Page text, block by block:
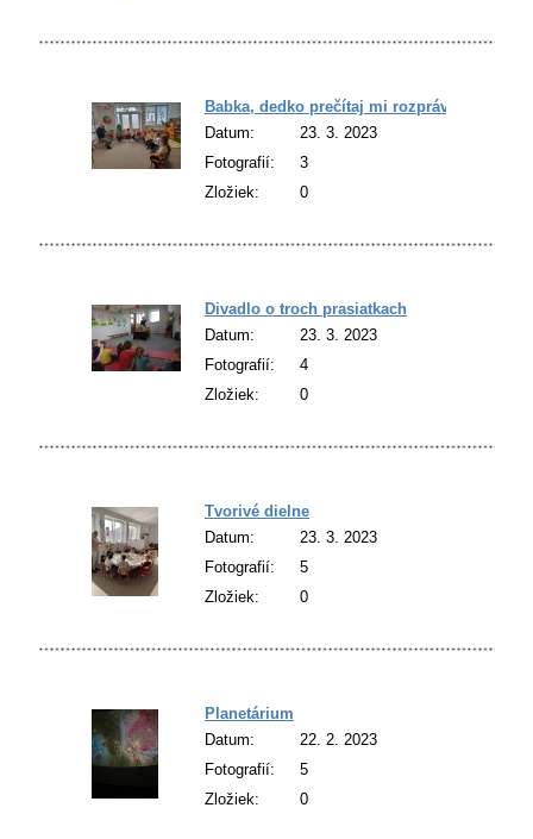
Babka, dedko prečítaj mi rozprávku
Datum:
23. 3. 2023
Fotografií:
3
Zložiek:
0
Divadlo o troch prasiatkach
Datum:
23. 3. 2023
Fotografií:
4
Zložiek:
0
Tvorivé dielne
Datum:
23. 3. 2023
Fotografií:
5
Zložiek:
0
Planetárium
Datum:
22. 2. 2023
Fotografií:
5
Zložiek:
0